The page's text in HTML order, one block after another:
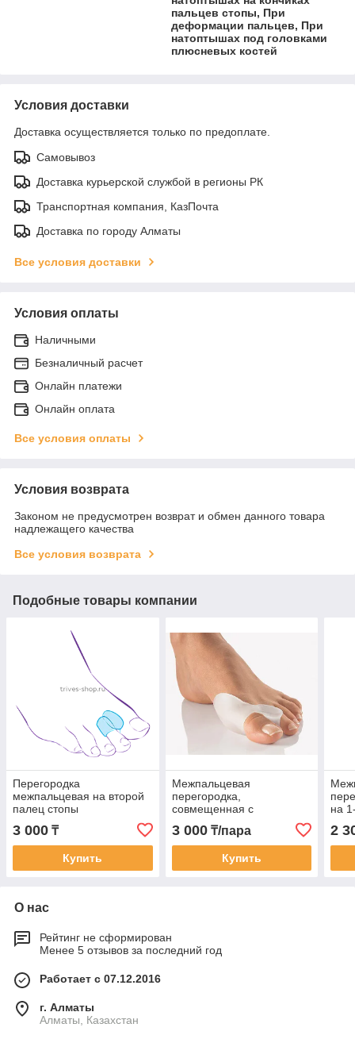
пальцев стопы, При
деформации пальцев, При
натоптышах под головками
плюсневых костей
Условия доставки
Доставка осуществляется только по предоплате.
Самовывоз
Доставка курьерской службой в регионы РК
Транспортная компания, КазПочта
Доставка по городу Алматы
Все условия доставки
Условия оплаты
Наличными
Безналичный расчет
Онлайн платежи
Онлайн оплата
Все условия оплаты
Условия возврата
Законом не предусмотрен возврат и обмен данного товара
надлежащего качества
Все условия возврата
Подобные товары компании
Перегородка
межпальцевая на второй
палец стопы
увеличенного размера
СТ-54.3
3 000 ₸
Купить
Межпальцевая
перегородка,
совмещенная с
протектором сустава
3 000₸/пара
Купить
на
2
О нас
Рейтинг не сформирован
Менее 5 отзывов за последний год
Работает с 07.12.2016
г. Алматы
Алматы, Казахстан